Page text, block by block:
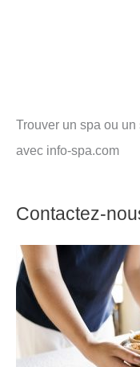
Trouver un spa ou
avec info-spa.com
Contactez-